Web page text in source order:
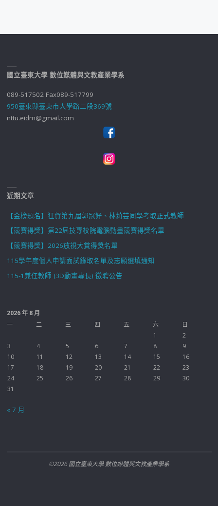
國立臺東大學 數位媒體與文教產業學系
089-517502 Fax089-517799
950臺東縣臺東市大學路二段369號
nttu.eidm@gmail.com
近期文章
【金榜題名】狂賀第九屆郭冠妤、林莉芸同學考取正式教師
【競賽得獎】第22屆技專校院電腦動畫競賽得獎名單
【競賽得獎】2026放視大賞得獎名單
115學年度個人申請面試錄取名單及志願選填通知
115-1兼任教師 (3D動畫專長) 徵聘公告
2026 年 8 月
一
二 三 四 五 六
日
1
2
3
4 5 6 7 8
9
10
11 12 13 14 15
16
17
18 19 20 21 22
23
24
25 26 27 28 29
30
31
« 7 月
©2026 國立臺東大學 數位媒體與文教產業學系